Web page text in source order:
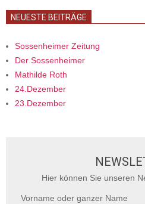
NEUESTE BEITRÄGE
Sossenheimer Zeitung
Der Sossenheimer
Mathilde Roth
24.Dezember
23.Dezember
Hier können Sie unseren
Vorname oder ganzer Name